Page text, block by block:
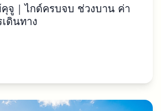
จู｜ไกด์ครบจบ ช่วงบาน ค่า
ดินทาง